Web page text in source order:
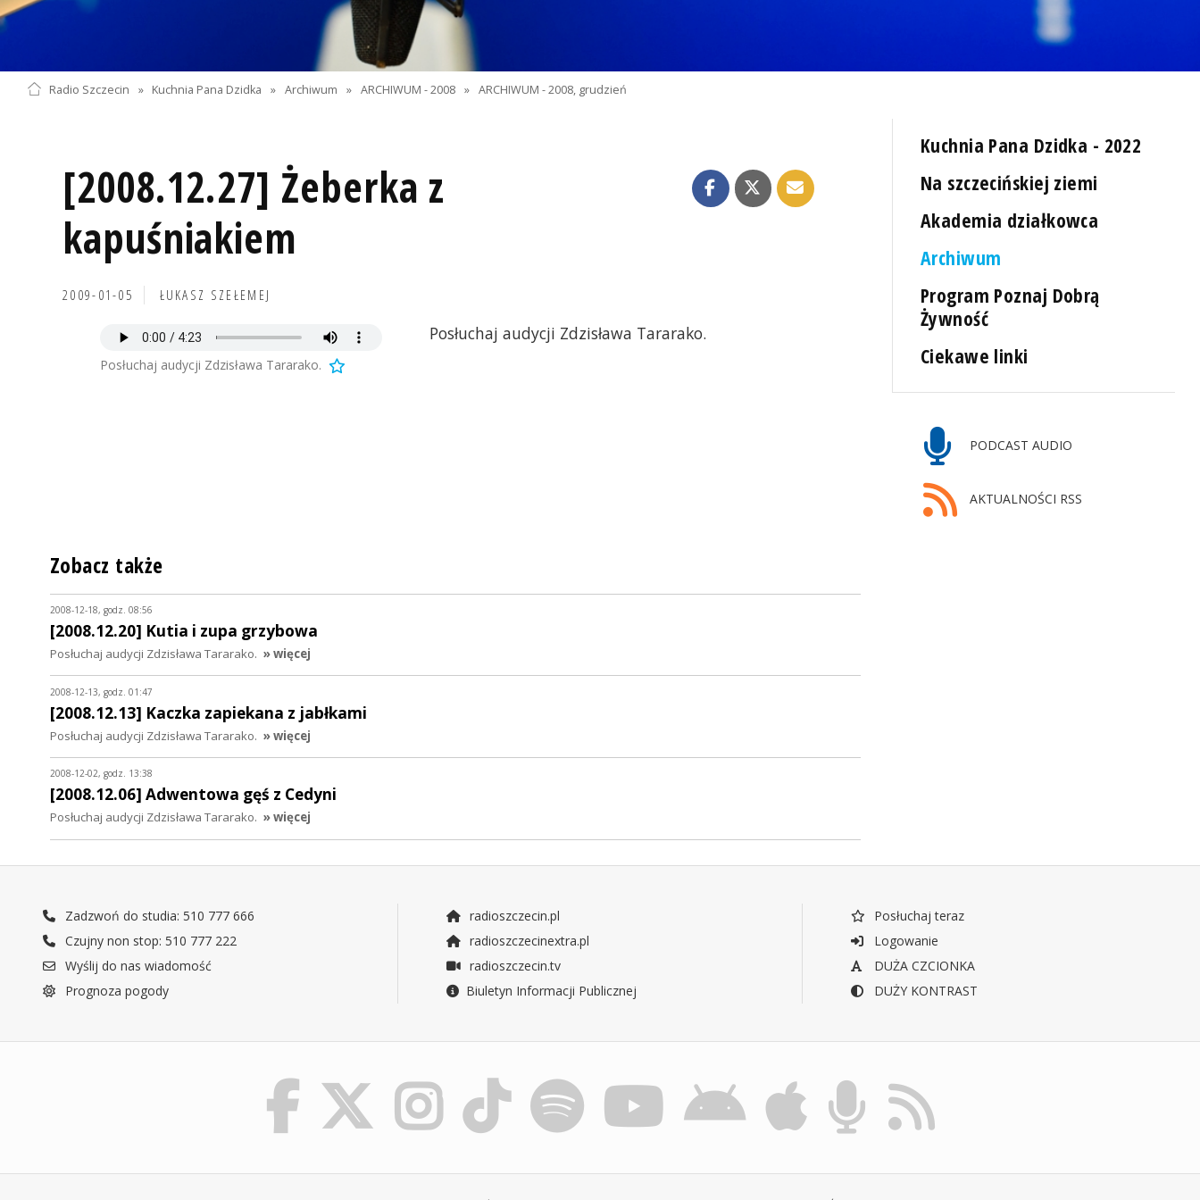
Radio Szczecin » Kuchnia Pana Dzidka » Archiwum » ARCHIWUM - 2008 » ARCHIWUM - 2008, grudzień
[2008.12.27] Żeberka z
kapuśniakiem
2009-01-05 ŁUKASZ SZEŁEMEJ
Posłuchaj audycji Zdzisława Tararako.
Posłuchaj audycji Zdzisława Tararako.
Kuchnia Pana Dzidka - 2022
Na szczecińskiej ziemi
Akademia działkowca
Archiwum
Program Poznaj Dobrą
Żywność
Ciekawe linki
PODCAST AUDIO
AKTUALNOŚCI RSS
Zobacz także
2008-12-18, godz. 08:56
[2008.12.20] Kutia i zupa grzybowa
Posłuchaj audycji Zdzisława Tararako. » więcej
2008-12-13, godz. 01:47
[2008.12.13] Kaczka zapiekana z jabłkami
Posłuchaj audycji Zdzisława Tararako. » więcej
2008-12-02, godz. 13:38
[2008.12.06] Adwentowa gęś z Cedyni
Posłuchaj audycji Zdzisława Tararako. » więcej
Zadzwoń do studia: 510 777 666
Czujny non stop: 510 777 222
Wyślij do nas wiadomość
Prognoza pogody
radioszczecin.pl
radioszczecinextra.pl
radioszczecin.tv
Biuletyn Informacji Publicznej
Posłuchaj teraz
Logowanie
DUŻA CZCIONKA
DUŻY KONTRAST